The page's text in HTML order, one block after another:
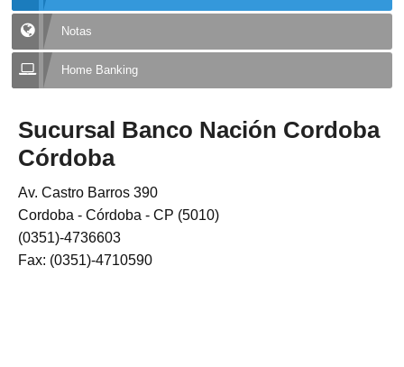
Notas
Home Banking
Sucursal Banco Nación Cordoba
Córdoba
Av. Castro Barros 390
Cordoba - Córdoba - CP (5010)
(0351)-4736603
Fax: (0351)-4710590